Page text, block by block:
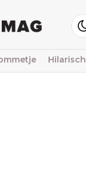
Hilarisch